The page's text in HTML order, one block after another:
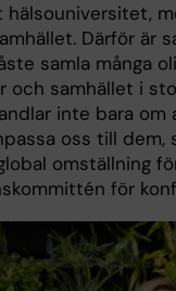
hälsouniversitet,
Därför är
samla många
och samhället i
inte bara
oss till dem,
omställning
för